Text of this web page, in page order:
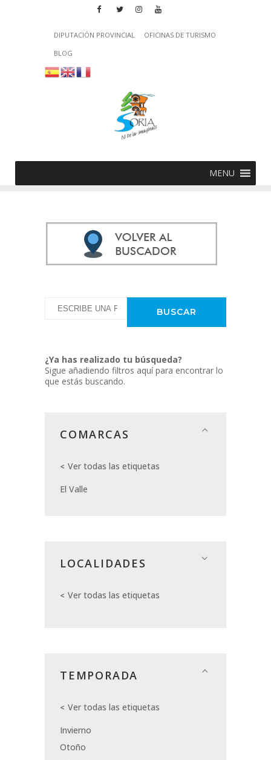
DIPUTACIÓN PROVINCIAL
OFICINAS DE TURISMO
BLOG
MENU
¿Ya has realizado tu búsqueda?
Sigue añadiendo filtros aquí para encontrar lo
que estás buscando.
COMARCAS
Ver todas las etiquetas
El Valle
LOCALIDADES
Ver todas las etiquetas
TEMPORADA
Ver todas las etiquetas
Invierno
Otoño